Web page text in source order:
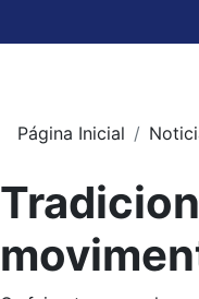
Página Inicial